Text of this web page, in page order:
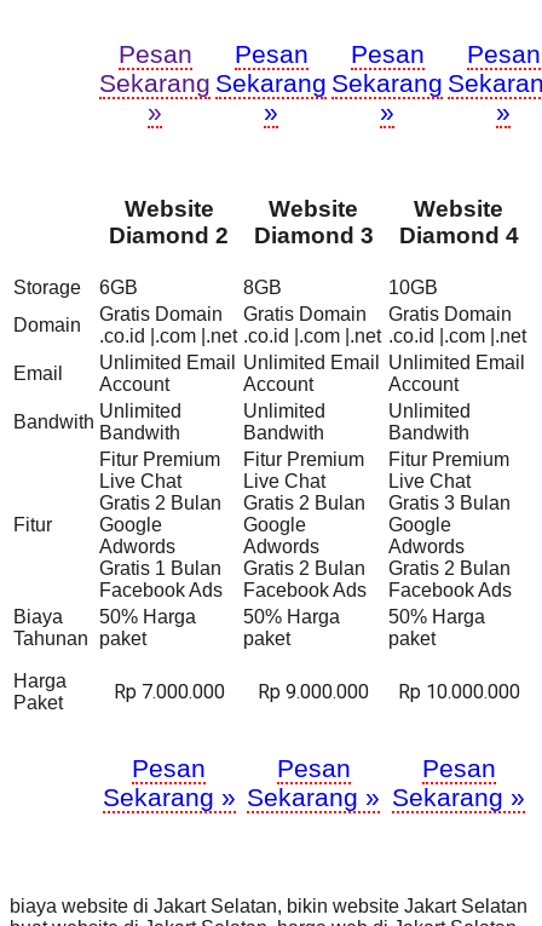
Pesan
Sekarang
»
Pesan
Sekarang
»
Pesan
Sekarang
»
Pesan
»
Website
Diamond 2
Website
Diamond 3
Website
Diamond 4
Storage 6GB 8GB
10GB
Domain
Gratis Domain
.co.id |.com |.net
Gratis Domain
.co.id |.com |.net
Gratis Domain
.co.id |.com |.net
Email
Unlimited Email
Account
Unlimited Email
Account
Unlimited Email
Account
Bandwith
Unlimited
Bandwith
Unlimited
Bandwith
Unlimited
Bandwith
Fitur
Fitur Premium
Live Chat
Gratis 2 Bulan
Google
Adwords
Gratis 1 Bulan
Facebook Ads
Fitur Premium
Live Chat
Gratis 2 Bulan
Google
Adwords
Gratis 2 Bulan
Facebook Ads
Fitur Premium
Live Chat
Gratis 3 Bulan
Google
Adwords
Gratis 2 Bulan
Facebook Ads
Biaya
Tahunan
50% Harga
paket
50% Harga
paket
50% Harga
paket
Harga
Paket
Rp 7.000.000 Rp 9.000.000 Rp 10.000.000
Pesan
Sekarang »
Pesan
Sekarang »
Pesan
Sekarang »
biaya website di Jakart Selatan, bikin website Jakart Selatan